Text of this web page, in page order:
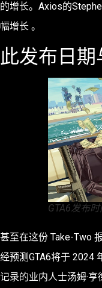
的增长。Axios的
幅增长 。
此发布日
GTA6发布时
甚至在这份 Take-Two
经预测GTA6将于 2024
记录的业内人士汤姆·亨